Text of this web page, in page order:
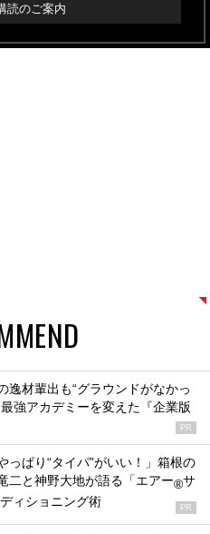
読のご案内
逸材輩出も“グラウンドがなかっ
強アカデミーを変えた『企業版
PR
っぱり“タイパ”がいい！」箱根の
二と神野大地が語る「エアー®サ
ディショニング術 PR